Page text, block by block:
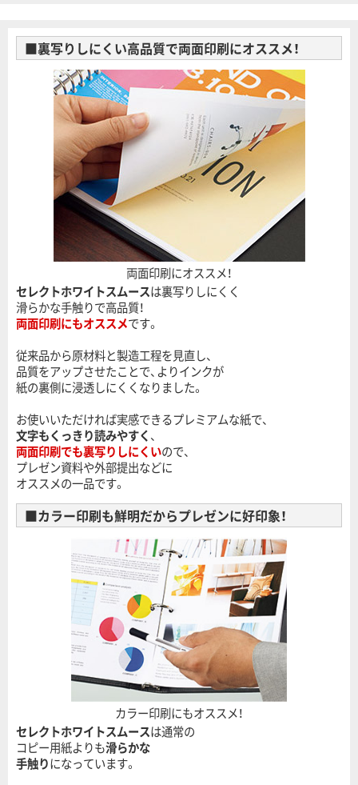
■裏写りしにくい高品質で両面印刷にオススメ！
両面印刷にオススメ！
セレクトホワイトスムースは裏写りしにくく
滑らかな手触りで高品質！
両面印刷にもオススメです。
従来品から原材料と製造工程を見直し、
品質をアップさせたことで、よりインクが
紙の裏側に浸透しにくくなりました。
お使いいただければ実感できるプレミアムな紙で、
文字もくっきり読みやすく、
両面印刷でも裏写りしにくいので、
プレゼン資料や外部提出などに
オススメの一品です。
■カラー印刷も鮮明だからプレゼンに好印象！
カラー印刷にもオススメ！
セレクトホワイトスムースは通常の
コピー用紙よりも滑らかな
手触りになっています。